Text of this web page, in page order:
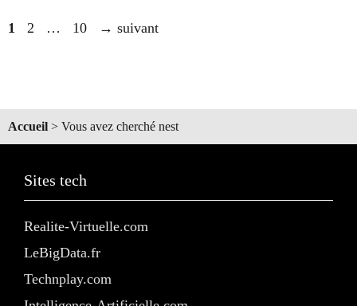
Page
1 Page
2 … Page
10 → suivant
Accueil > Vous avez cherché nest
Sites tech
Realite-Virtuelle.com
LeBigData.fr
Technplay.com